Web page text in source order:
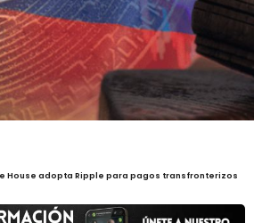
House adopta Ripple para pagos transfronterizos